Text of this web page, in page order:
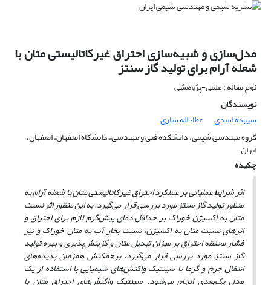
مدل‌سازی و شبیه‌سازی احتراق غیرکاتالیستی متان با
شعله آرام برای تولید گاز سنتز
نوع مقاله : علمی-پژوهشی
نویسندگان
سپیده اسدی
عطاء اله ساری
گروه مهندسی شیمی، دانشکده فنی و مهندسی، دانشگاه اصفهان، اصفهان،
ایران
چکیده
اثر شرایط عملیاتی بر عملکرد احتراق غیرکاتالیستی متان با شعله آرام به
منظور تولید گاز سنتز مورد بررسی قرار می‌گیرد. به این منظور اثر نسبت
متان به اکسیژن خوراک بر حداقل دمای پیش‌گرم لازم برای احتراق و
اثرهای نسبت متان به اکسیژن، نسبت بخار آب به متان خوراک و نیز
فشار محفظه احتراق بر میزان تبدیل متان و گزینش‌پذیری و بهره تولید
گاز سنتز مورد بررسی قرار می‌گیرد. برهمکنش همزمان پدیده‌های
انتقال جرم و گرما با سینتیک واکنش‌های شیمیایی با استفاده از یک
مدل یک‌بعدی انجام می‌شود. سینتیک واکنش‌های احتراق متان با